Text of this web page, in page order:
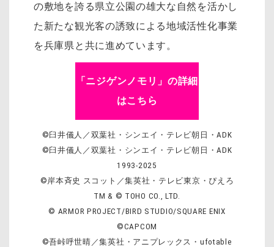
の敷地を誇る県立公園の雄大な自然を活かし
た新たな観光客の誘致による地域活性化事業
を兵庫県と共に進めています。
「ニジゲンノモリ」の詳細
はこちら
©臼井儀人／双葉社・シンエイ・テレビ朝日・ADK
©臼井儀人／双葉社・シンエイ・テレビ朝日・ADK
1993-2025
©岸本斉史 スコット／集英社・テレビ東京・ぴえろ
TM & © TOHO CO., LTD.
© ARMOR PROJECT/BIRD STUDIO/SQUARE ENIX
©CAPCOM
©吾峠呼世晴／集英社・アニプレックス・ufotable